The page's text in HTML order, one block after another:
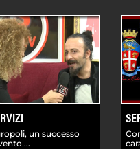
un successo
...